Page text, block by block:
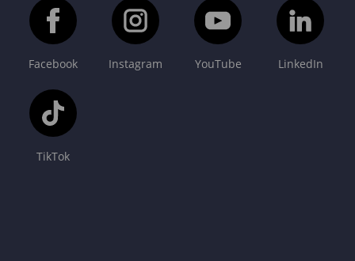
Facebook Instagram YouTube LinkedIn
TikTok